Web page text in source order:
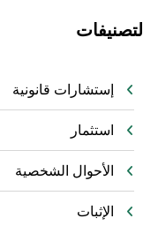
التصنيفات
إستشارات قانونية
استثمار
الأحوال الشخصية
الإثبات